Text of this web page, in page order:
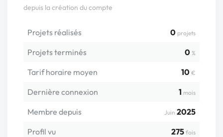
depuis la création du compte
Projets réalisés 0 projets
Projets terminés 0 %
Tarif horaire moyen 10 €
Dernière connexion 1 mois
Membre depuis Juin 2025
Profil vu
275 fois